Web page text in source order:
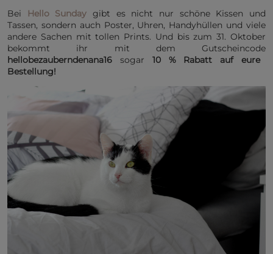
Bei
Hello Sunday gibt es nicht nur schöne Kissen und
Tassen, sondern auch Poster, Uhren, Handyhüllen und viele
andere Sachen mit tollen Prints. Und bis zum 31. Oktober
bekommt ihr mit dem Gutscheincode
hellobezauberndenana16 sogar 10 % Rabatt auf eure
Bestellung!